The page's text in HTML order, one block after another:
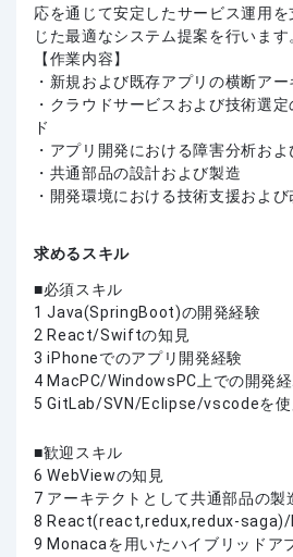
応を通じて安定したサービス運用
じた最適なシステム提案を行います
【作業内容】
・新規および既存アプリの横断ア
・クラウドサービスおよび技術選
ド
・アプリ開発における障害分析お
・共通部品の設計および製造
・開発環境における技術支援およ
求めるスキル
必須スキル
1 Java(SpringBoot)の開発経験
2 React/Swiftの知見
3 iPhoneでのアプリ開発経験
4 MacPC/WindowsPC上での開発
5 GitLab/SVN/Eclipse/vscodeを使
歓迎スキル
6 WebViewの知見
7 アーキテクトとして共通部品の製
8 React(react,redux,redux-saga)/
9 Monacaを用いたハイブリッドア